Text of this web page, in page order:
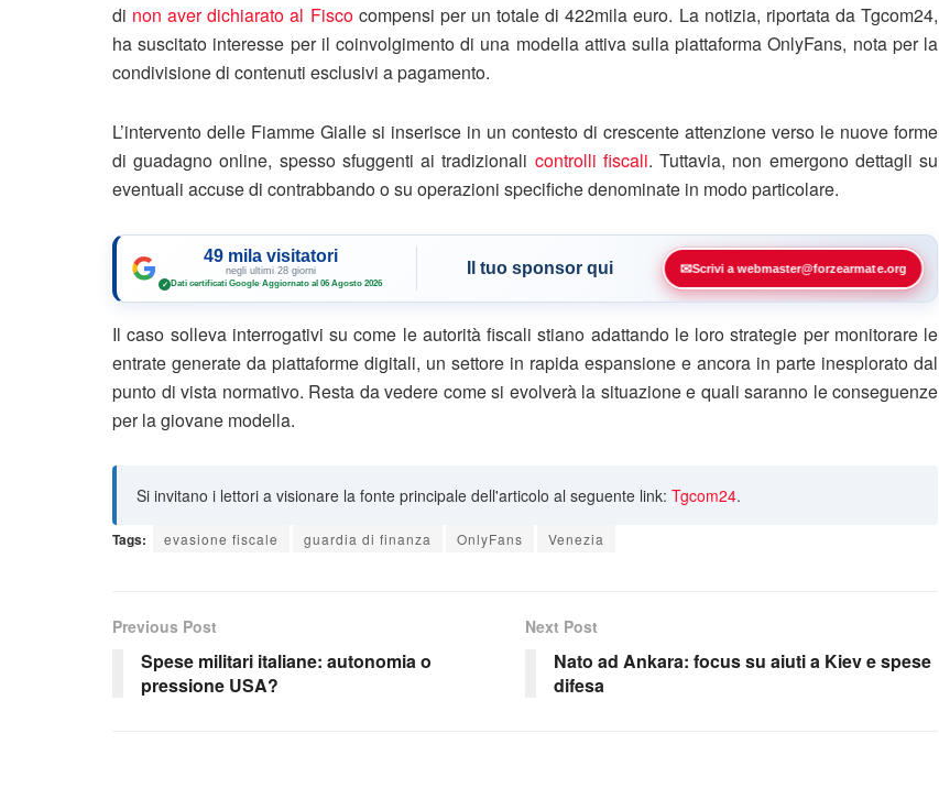
di non aver dichiarato al Fiscocompensi per un totale di 422mila euro. La notizia, riportata da Tgcom24,
ha suscitato interesse per il coinvolgimento di una modella attiva sulla piattaforma OnlyFans, nota per la
condivisione di contenuti esclusivi a pagamento.
L’intervento delle Fiamme Gialle si inserisce in un contesto di crescente attenzione verso le nuove forme
di guadagno online, spesso sfuggenti ai tradizionali controlli fiscali. Tuttavia, non emergono dettagli su
eventuali accuse di contrabbando o su operazioni specifiche denominate in modo particolare.
49 mila visitatori
negli ultimi 28 giorni
✓ Dati certificati Google·Aggiornato al 06 Agosto 2026
Il tuo sponsor qui ✉Scrivi a webmaster@forzearmate.org
Il caso solleva interrogativi su come le autorità fiscali stiano adattando le loro strategie per monitorare le
entrate generate da piattaforme digitali, un settore in rapida espansione e ancora in parte inesplorato dal
punto di vista normativo. Resta da vedere come si evolverà la situazione e quali saranno le conseguenze
per la giovane modella.
Si invitano i lettori a visionare la fonte principale dell'articolo al seguente link: Tgcom24.
Tags: evasione fiscale guardia di finanza OnlyFans Venezia
Previous Post
Spese militari italiane: autonomia o
pressione USA?
Next Post
Nato ad Ankara: focus su aiuti a Kiev e spese
difesa